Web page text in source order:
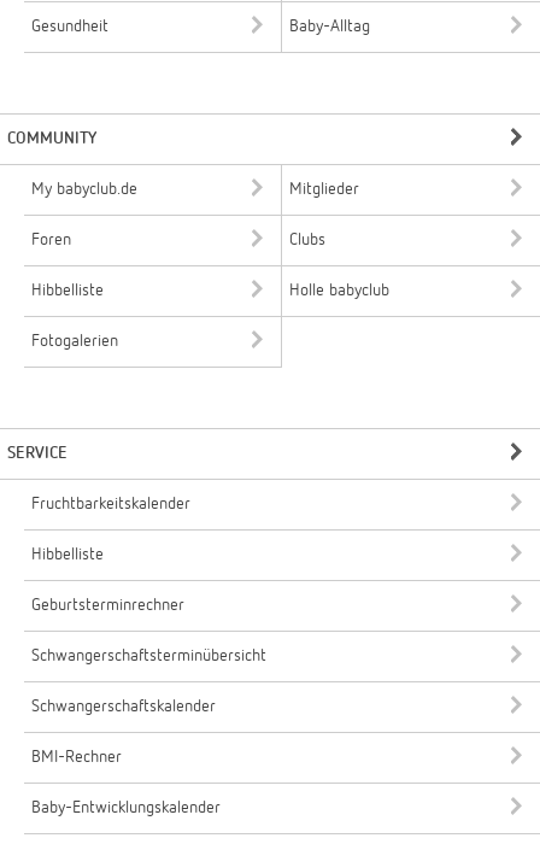
Gesundheit Baby-Alltag
COMMUNITY
My babyclub.de Mitglieder
Foren Clubs
Hibbelliste Holle babyclub
Fotogalerien
SERVICE
Fruchtbarkeitskalender
Hibbelliste
Geburtsterminrechner
Schwangerschaftsterminübersicht
Schwangerschaftskalender
BMI-Rechner
Baby-Entwicklungskalender